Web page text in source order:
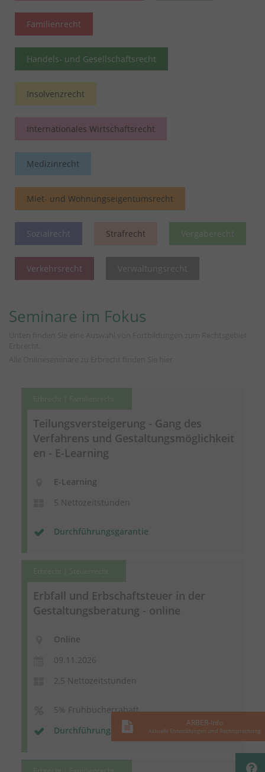
Familienrecht
Handels- und Gesellschaftsrecht
Insolvenzrecht
Internationales Wirtschaftsrecht
Medizinrecht
Miet- und Wohnungseigentumsrecht
Sozialrecht Strafrecht Vergaberecht
Verkehrsrecht Verwaltungsrecht
Seminare im Fokus
Teilungsversteigerung - Gang des
Verfahrens und Gestaltungsmöglichkeit
en - E-Learning
E-Learning
5 Nettozeitstunden
Durchführungsgarantie
Erbfall und Erbschaftsteuer in der
Gestaltungsberatung - online
Online
09.11.2026
2,5 Nettozeitstunden
5% Frühbucherrabatt
Durchführungsgarantie
ARBER-Info
Aktuelle Entwicklungen und Rechtsprechung